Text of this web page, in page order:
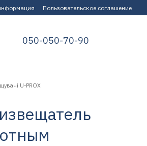
Пользовательское соглашение
050-050-70-90
U-PROX